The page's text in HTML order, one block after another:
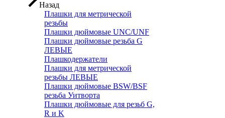
Назад
Плашки для метрической
резьбы
Плашки дюймовые UNC/UNF
Плашки дюймовые резьба G
ЛЕВЫЕ
Плашкодержатели
Плашки для метрической
резьбы ЛЕВЫЕ
Плашки дюймовые BSW/BSF
резьба Уитворта
Плашки дюймовые для резьб G,
R и K